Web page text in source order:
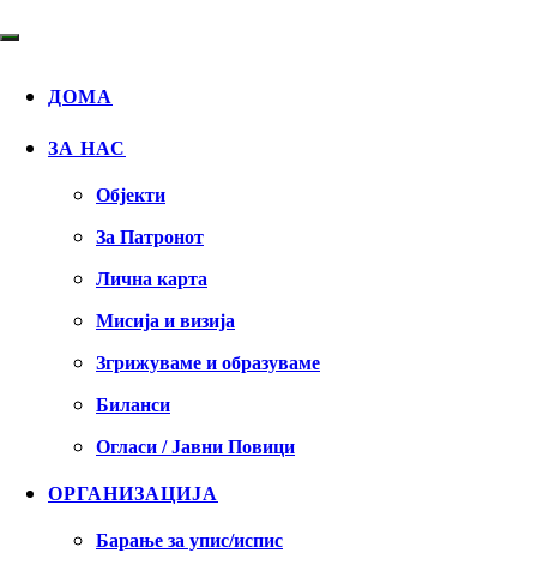
ДОМА
ЗА НАС
Објекти
За Патронот
Лична карта
Мисија и визија
Згрижуваме и образуваме
Биланси
Огласи / Јавни Повици
ОРГАНИЗАЦИЈА
Барање за упис/испис